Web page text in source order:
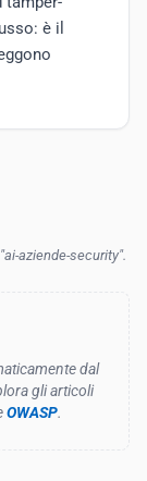
è il
aziende-security".
dal
gli articoli
OWASP.